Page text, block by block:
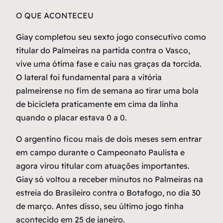
O QUE ACONTECEU
Giay completou seu sexto jogo consecutivo como
titular do Palmeiras na partida contra o Vasco,
vive uma ótima fase e caiu nas graças da torcida.
O lateral foi fundamental para a vitória
palmeirense no fim de semana ao tirar uma bola
de bicicleta praticamente em cima da linha
quando o placar estava 0 a 0.
O argentino ficou mais de dois meses sem entrar
em campo durante o Campeonato Paulista e
agora virou titular com atuações importantes.
Giay só voltou a receber minutos no Palmeiras na
estreia do Brasileiro contra o Botafogo, no dia 30
de março. Antes disso, seu último jogo tinha
acontecido em 25 de janeiro.